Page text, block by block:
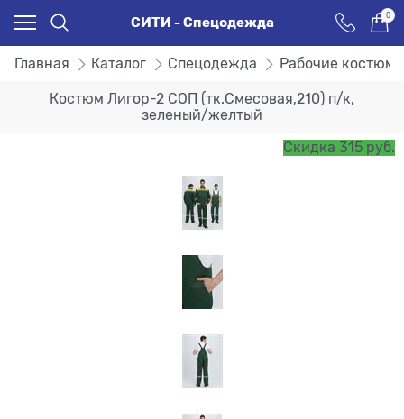
СИТИ - Спецодежда 0
Главная Каталог Спецодежда Рабочие костюмы
Костюм Лигор-2 СОП (тк.Смесовая,210) п/к,
зеленый/желтый
Скидка 315 руб.